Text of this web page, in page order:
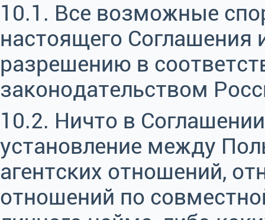
10.1. Все возможные
настоящего Соглашения
разрешению в
законодательством
10.2. Ничто в
установление между
агентских отношений,
отношений по